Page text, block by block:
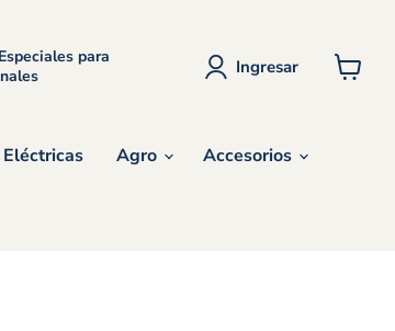
para
Ingresar
Agro Accesorios